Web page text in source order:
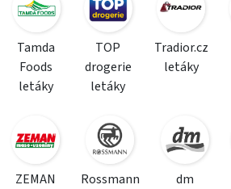
Tamda
Foods
letáky
TOP
drogerie
letáky
Tradior.cz
letáky
ZEMAN
Rossmann
dm